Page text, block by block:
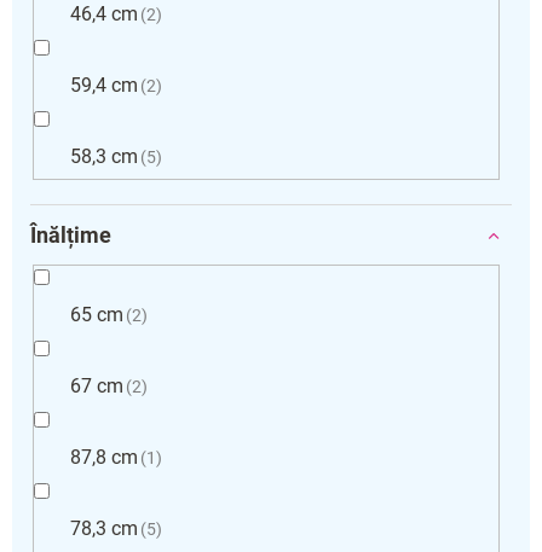
46,4 cm 2
59,4 cm 2
58,3 cm 5
Înălțime
65 cm 2
67 cm 2
87,8 cm 1
78,3 cm 5